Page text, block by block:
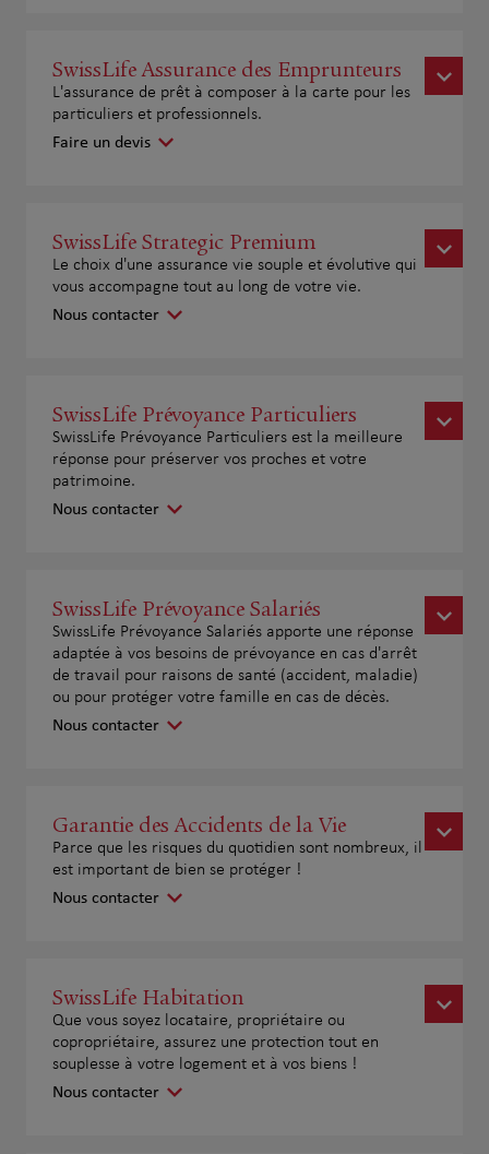
SwissLife Assurance des Emprunteurs
L'assurance de prêt à composer à la carte pour les
particuliers et professionnels.
Faire un devis
SwissLife Strategic Premium
Le choix d'une assurance vie souple et évolutive qui
vous accompagne tout au long de votre vie.
Nous contacter
SwissLife Prévoyance Particuliers
SwissLife Prévoyance Particuliers est la meilleure
réponse pour préserver vos proches et votre
patrimoine.
Nous contacter
SwissLife Prévoyance Salariés
SwissLife Prévoyance Salariés apporte une réponse
adaptée à vos besoins de prévoyance en cas d'arrêt
de travail pour raisons de santé (accident, maladie)
ou pour protéger votre famille en cas de décès.
Nous contacter
Garantie des Accidents de la Vie
Parce que les risques du quotidien sont nombreux, il
est important de bien se protéger !
Nous contacter
SwissLife Habitation
Que vous soyez locataire, propriétaire ou
copropriétaire, assurez une protection tout en
souplesse à votre logement et à vos biens !
Nous contacter